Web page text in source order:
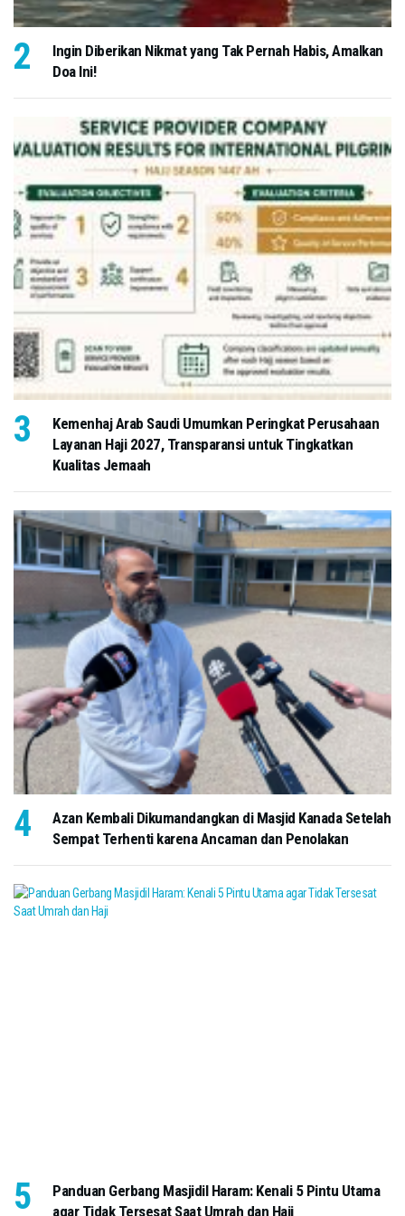
Ingin Diberikan Nikmat yang Tak Pernah Habis, Amalkan
Doa Ini!
Kemenhaj Arab Saudi Umumkan Peringkat Perusahaan
Layanan Haji 2027, Transparansi untuk Tingkatkan
Kualitas Jemaah
Azan Kembali Dikumandangkan di Masjid Kanada Setelah
Sempat Terhenti karena Ancaman dan Penolakan
Panduan Gerbang Masjidil Haram: Kenali 5 Pintu Utama
agar Tidak Tersesat Saat Umrah dan Haji